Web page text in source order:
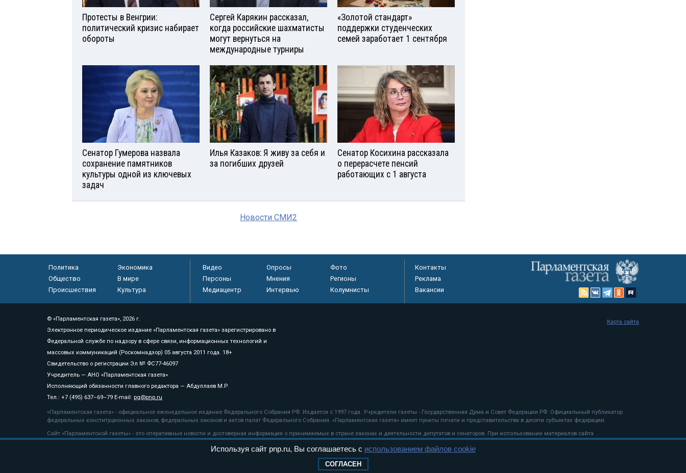
Протесты в Венгрии:
политический кризис набирает
обороты
Сергей Карякин рассказал,
когда российские шахматисты
могут вернуться на
международные турниры
«Золотой стандарт»
поддержки студенческих
семей заработает 1 сентября
Сенатор Гумерова назвала
сохранение памятников
культуры одной из ключевых
задач
Илья Казаков: Я живу за себя и
за погибших друзей
Сенатор Косихина рассказала
о перерасчете пенсий
работающих с 1 августа
Новости СМИ2
Политика
Экономика
Общество
В мире
Происшествия
Культура
Видео Опросы
Фото
Персоны
Мнения
Регионы
Медиацентр
Интервью Колумнисты
Контакты
Реклама
Вакансии
© «Парламентская газета», 2026 г.
Электронное периодическое издание «Парламентская газета» зарегистрировано в
Федеральной службе по надзору в сфере связи, информационных технологий и
массовых коммуникаций (Роскомнадзор) 05 августа 2011 года. 18+
Свидетельство о регистрации Эл № ФС77-46097
Учредитель — АНО «Парламентская газета»
Исполняющий обязанности главного редактора — Абдуллаев М.Р.
Тел.: +7 (495) 637–69–79 E-mail: pg@pnp.ru
«Парламентская газета» - официальное еженедельное издание Федерального Собрания РФ. Издается с 1997 года. Учредители газеты - Государственная Дума и Совет Федерации РФ. Официальный публикатор
федеральных конституционных законов, федеральных законов и актов палат Федерального Собрания. «Парламентская газета» имеет пункты печати и представительства в десяти субъектах федерации.
Сайт «Парламентской газеты» - это оперативные новости и достоверная информация о принимаемых в стране законах и деятельности депутатов и сенаторов. При использовании материалов сайта
«Парламентской газеты» активная ссылка на pnp.ru обязательна.
рекомендательные технологии
Карта сайта
Используя сайт pnp.ru, Вы соглашаетесь с использованием файлов cookie
СОГЛАСЕН